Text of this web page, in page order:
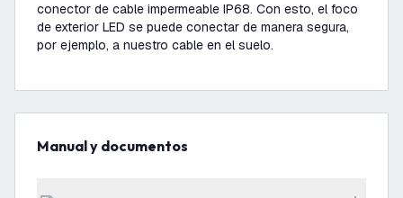
conector de cable impermeable IP68. Con esto, el foco
de exterior LED se puede conectar de manera segura,
por ejemplo, a nuestro cable en el suelo.
Manual y documentos